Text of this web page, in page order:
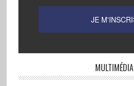
MULTIMÉDIA